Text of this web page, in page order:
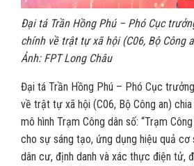
Đại tá Trần Hồng Phú – Phó Cục
chính về trật tự xã hội (C06, Bộ Công
Ảnh: FPT Long Châu
Đại tá Trần Hồng Phú – Phó Cục
về trật tự xã hội (C06, Bộ Công an)
mô hình Trạm Công dân số: “Trạm
cho sự sáng tạo, ứng dụng hiệu quả
dân cư, định danh và xác thực điện tử,